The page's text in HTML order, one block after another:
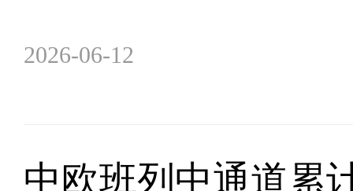
2026-06-12
中欧班列中通道累